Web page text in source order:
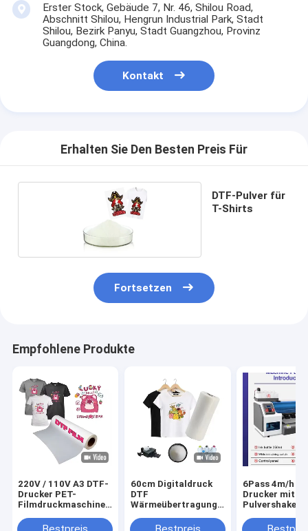
Erster Stock, Gebäude 7, Nr. 46, Shilou Road,
Abschnitt Shilou, Hengrun Industrial Park, Stadt
Shilou, Bezirk Panyu, Stadt Guangzhou, Provinz
Guangdong, China.
Kontakt
Erhalten Sie Den Besten Preis Für
DTF-Pulver für
T-Shirts
Fortsetzen
Empfohlene Produkte
220V / 110V A3 DTF-
Drucker PET-
Filmdruckmaschine
60cm Digitaldruck
DTF
Wärmeübertragung
Drucker Film Männer
6Pass 4m/h
Drucker mit
Pulvershaker
Software